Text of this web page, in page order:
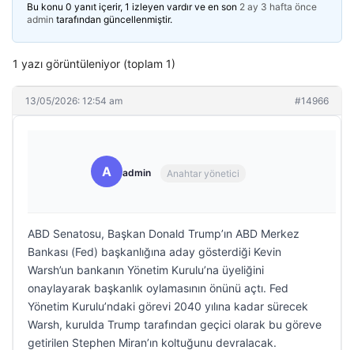
Bu konu 0 yanıt içerir, 1 izleyen vardır ve en son 2 ay 3 hafta önce
admin tarafından güncellenmiştir.
1 yazı görüntüleniyor (toplam 1)
13/05/2026: 12:54 am #14966
A admin Anahtar yönetici
ABD Senatosu, Başkan Donald Trump’ın ABD Merkez
Bankası (Fed) başkanlığına aday gösterdiği Kevin
Warsh’un bankanın Yönetim Kurulu’na üyeliğini
onaylayarak başkanlık oylamasının önünü açtı. Fed
Yönetim Kurulu’ndaki görevi 2040 yılına kadar sürecek
Warsh, kurulda Trump tarafından geçici olarak bu göreve
getirilen Stephen Miran’ın koltuğunu devralacak.